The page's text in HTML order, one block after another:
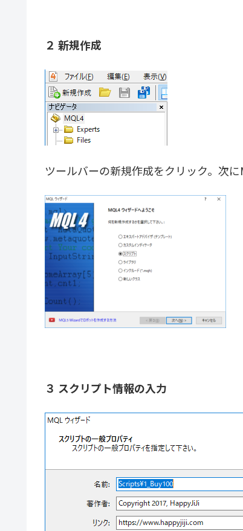
２ 新規作成
ツールバーの新規作成をクリック。次
３ スクリプト情報の入力